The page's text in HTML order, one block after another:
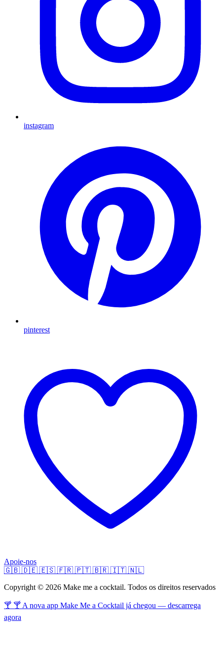
instagram
pinterest
Apoie-nos
🇬🇧 🇩🇪 🇪🇸 🇫🇷 🇵🇹 🇧🇷 🇮🇹 🇳🇱
Copyright © 2026 Make me a cocktail. Todos os direitos reservados
🍸 🍸 A nova app Make Me a Cocktail já chegou — descarrega
agora